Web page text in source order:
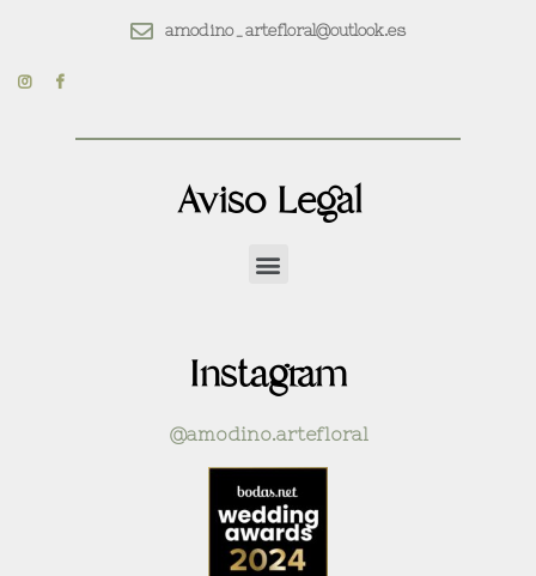
amodino_artefloral@outlook.es
Aviso Legal
Instagram
@amodino.artefloral